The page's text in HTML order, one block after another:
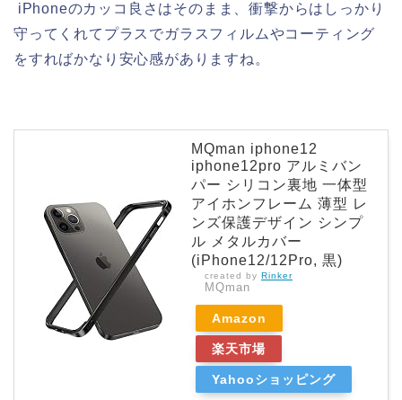
iPhoneのカッコ良さはそのまま、衝撃からはしっかり
守ってくれてプラスでガラスフィルムやコーティング
をすればかなり安心感がありますね。
MQman iphone12
iphone12pro アルミバン
パー シリコン裏地 一体型
アイホンフレーム 薄型 レ
ンズ保護デザイン シンプ
ル メタルカバー
(iPhone12/12Pro, 黒)
created by Rinker
MQman
Amazon
楽天市場
Yahooショッピング